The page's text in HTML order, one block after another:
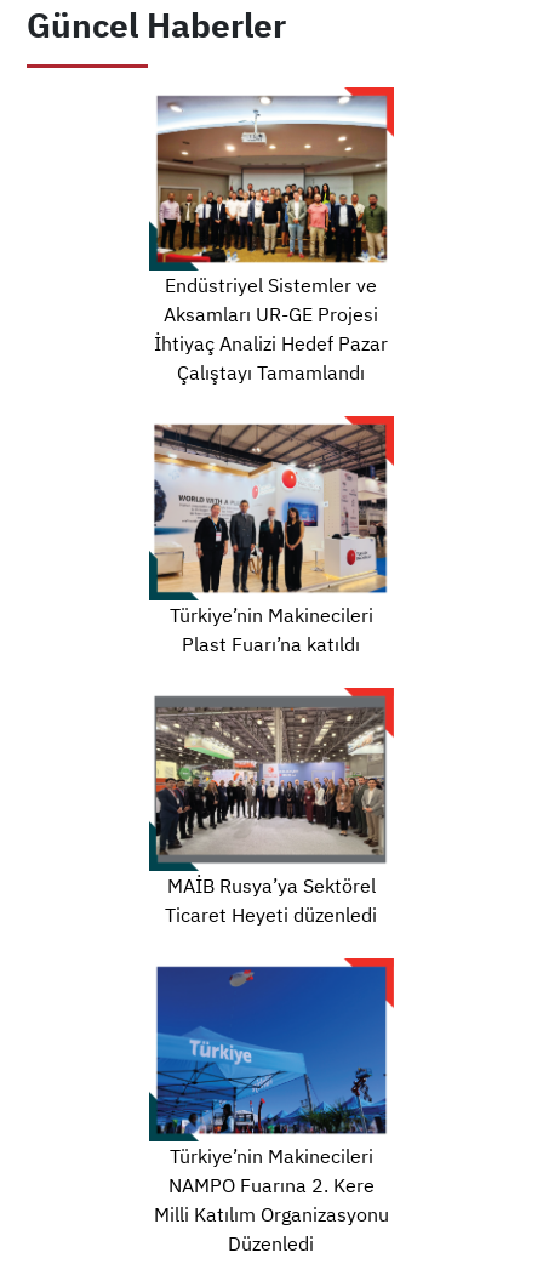
Güncel Haberler
Endüstriyel Sistemler ve
Aksamları UR-GE Projesi
İhtiyaç Analizi Hedef Pazar
Çalıştayı Tamamlandı
Türkiye’nin Makinecileri
Plast Fuarı’na katıldı
MAİB Rusya’ya Sektörel
Ticaret Heyeti düzenledi
Türkiye’nin Makinecileri
NAMPO Fuarına 2. Kere
Milli Katılım Organizasyonu
Düzenledi